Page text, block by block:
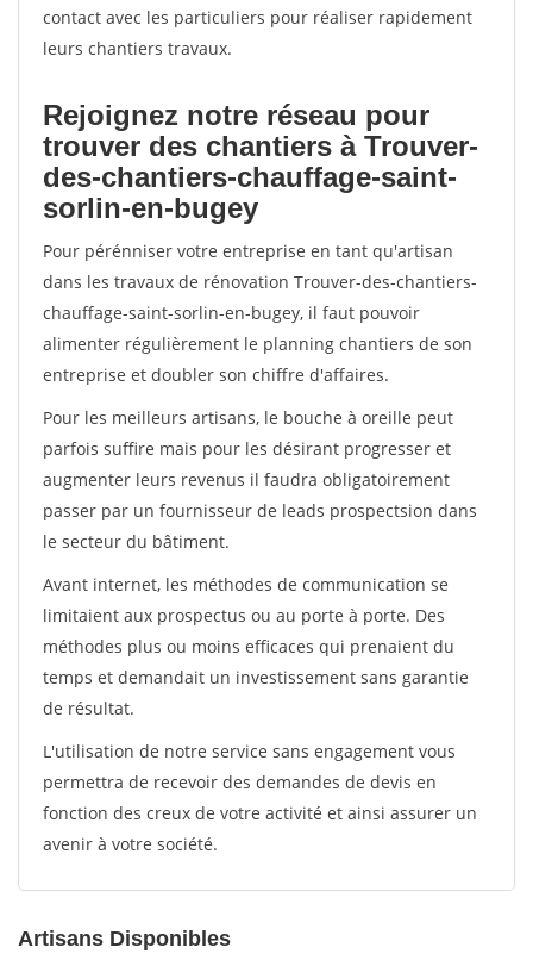
contact avec les particuliers pour réaliser rapidement
leurs chantiers travaux.
Rejoignez notre réseau pour
trouver des chantiers à Trouver-
des-chantiers-chauffage-saint-
sorlin-en-bugey
Pour pérénniser votre entreprise en tant qu'artisan
dans les travaux de rénovation Trouver-des-chantiers-
chauffage-saint-sorlin-en-bugey, il faut pouvoir
alimenter régulièrement le planning chantiers de son
entreprise et doubler son chiffre d'affaires.
Pour les meilleurs artisans, le bouche à oreille peut
parfois suffire mais pour les désirant progresser et
augmenter leurs revenus il faudra obligatoirement
passer par un fournisseur de leads prospectsion dans
le secteur du bâtiment.
Avant internet, les méthodes de communication se
limitaient aux prospectus ou au porte à porte. Des
méthodes plus ou moins efficaces qui prenaient du
temps et demandait un investissement sans garantie
de résultat.
L'utilisation de notre service sans engagement vous
permettra de recevoir des demandes de devis en
fonction des creux de votre activité et ainsi assurer un
avenir à votre société.
Artisans Disponibles